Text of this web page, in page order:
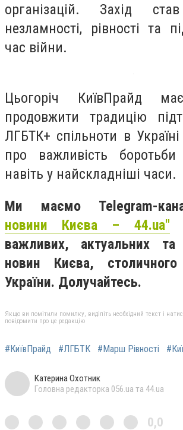
організацій. Захід
незламності, рівності та
час війни.
Цьогоріч КиївПрайд
продовжити традицію
ЛГБТК+ спільноти в
про важливість боротьби
навіть у найскладніші часи.
Ми маємо Telegram-
новини Києва – 44.ua"
важливих, актуальних та
новин Києва,
України. Долучайтесь.
Якщо ви помітили помилку, виділіть необхідний текст і
повідомити про це редакцію
#КиївПрайд #ЛГБТК #Марш Рівності
Катерина Охотник
Головна редакторка 056.ua та 44.ua
0,0